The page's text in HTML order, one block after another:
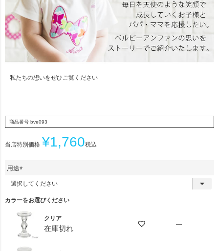
私たちの想いをぜひご覧ください
商品番号 bve093
当店特別価格 ¥1,760税込
用途
(
必
須
カラーをお選びください
クリア
在庫切れ
—